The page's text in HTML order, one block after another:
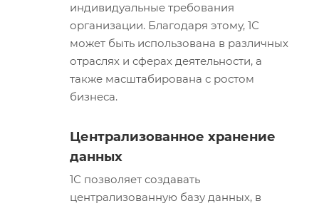
индивидуальные требования
организации. Благодаря этому, 1С
может быть использована в различных
отраслях и сферах деятельности, а
также масштабирована с ростом
бизнеса.
Централизованное хранение
данных
1С позволяет создавать
централизованную базу данных, в